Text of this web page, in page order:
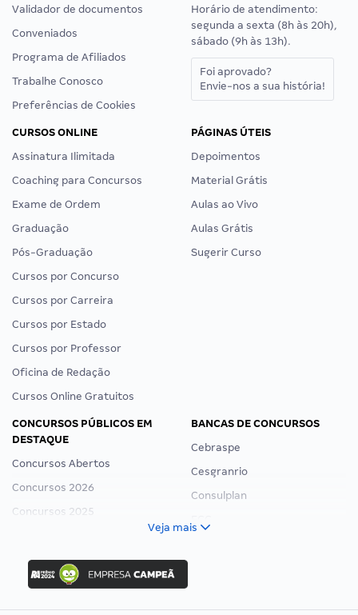
Validador de documentos
Conveniados
Programa de Afiliados
Trabalhe Conosco
Preferências de Cookies
Horário de atendimento:
segunda a sexta (8h às 20h),
sábado (9h às 13h).
Foi aprovado?
Envie-nos a sua história!
CURSOS ONLINE
Assinatura Ilimitada
Coaching para Concursos
Exame de Ordem
Graduação
Pós-Graduação
Cursos por Concurso
Cursos por Carreira
Cursos por Estado
Cursos por Professor
Oficina de Redação
Cursos Online Gratuitos
PÁGINAS ÚTEIS
Depoimentos
Material Grátis
Aulas ao Vivo
Aulas Grátis
Sugerir Curso
CONCURSOS PÚBLICOS EM
DESTAQUE
Concursos Abertos
Concursos 2026
Concursos 2025
Concurso Ibama
Concurso MPU
Editais publicados
BANCAS DE CONCURSOS
Cebraspe
Cesgranrio
Consulplan
Veja mais